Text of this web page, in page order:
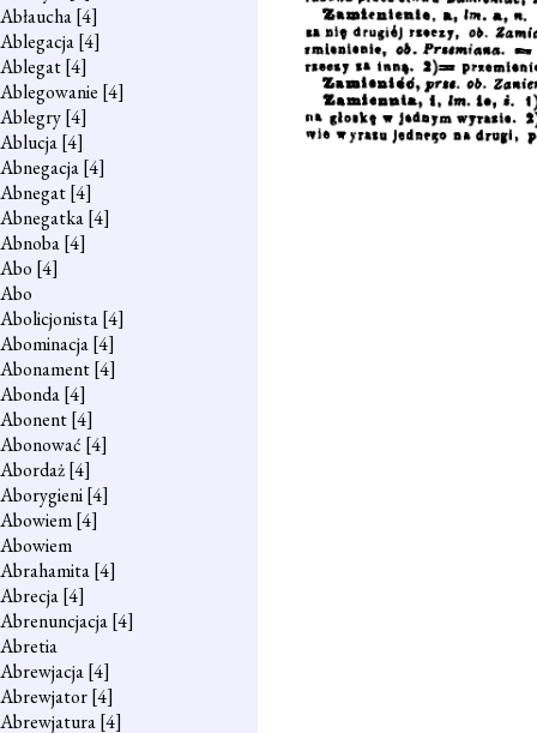
Abłaucha[4]
Ablegacja[4]
Ablegat[4]
Ablegowanie [4]
Ablegry[4]
Ablucja[4]
Abnegacja[4]
Abnegat[4]
Abnegatka[4]
Abnoba[4]
Abo [4]
Abo
Abolicjonista[4]
Abominacja[4]
Abonament[4]
Abonda[4]
Abonent[4]
Abonować [4]
Abordaż[4]
Aborygieni[4]
Abowiem[4]
Abowiem
Abrahamita[4]
Abrecja[4]
Abrenuncjacja[4]
Abretia
Abrewjacja[4]
Abrewjator[4]
Abrewjatura[4]